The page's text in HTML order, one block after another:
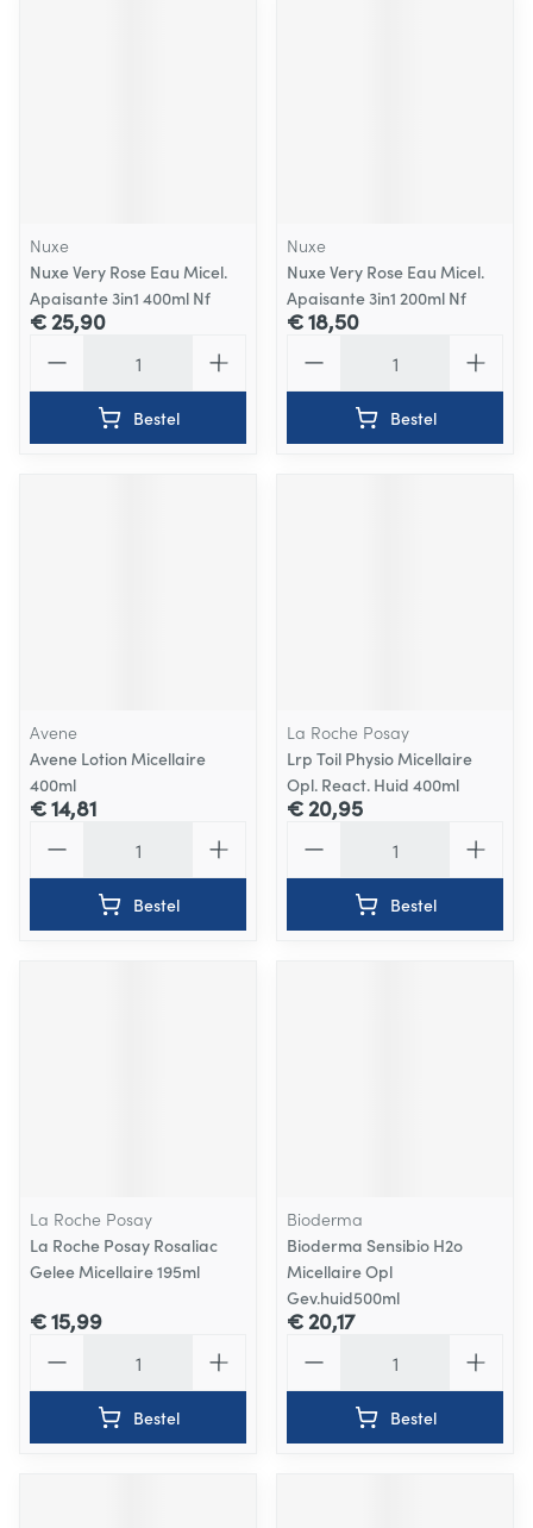
Nuxe
Nuxe Very Rose Eau Micel.
Apaisante 3in1 400ml Nf
€ 25,90
Bestel
Nuxe
Nuxe Very Rose Eau Micel.
Apaisante 3in1 200ml Nf
€ 18,50
Bestel
Avene
Avene Lotion Micellaire
400ml
€ 14,81
Bestel
La Roche Posay
Lrp Toil Physio Micellaire
Opl. React. Huid 400ml
€ 20,95
Bestel
La Roche Posay
La Roche Posay Rosaliac
Gelee Micellaire 195ml
€ 15,99
Bestel
Bioderma
Bioderma Sensibio H2o
Micellaire Opl
Gev.huid500ml
€ 20,17
Bestel